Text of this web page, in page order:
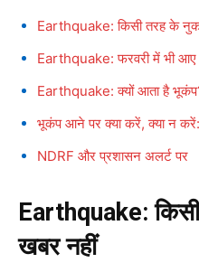
Earthquake: किसी तरह के
Earthquake: फरवरी में भी
Earthquake: क्यों आता है
भूकंप आने पर क्या करें, क्या न करें:
NDRF और प्रशासन अलर्ट पर
Earthquake:
खबर नहीं